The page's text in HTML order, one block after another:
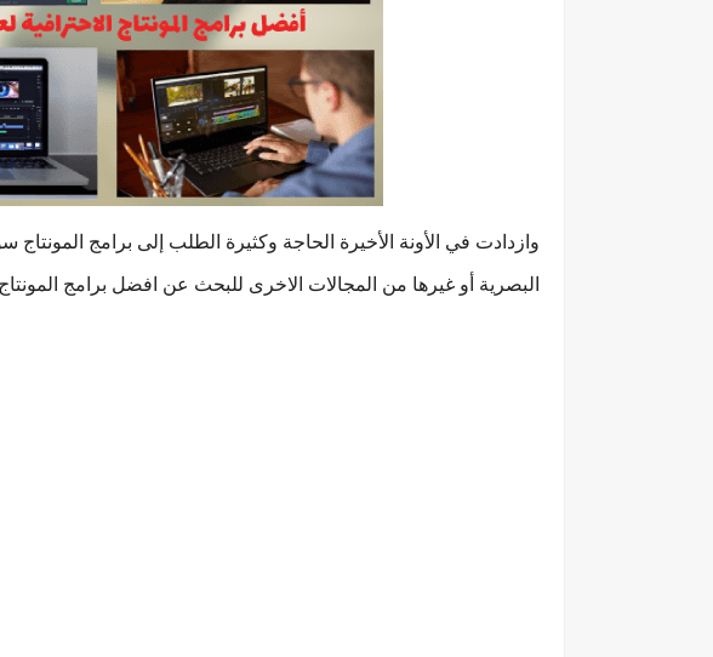
وازدادت في الأونة الأخيرة الحاجة وكثيرة الطلب إلى برامج
البصرية أو غيرها من المجالات الاخرى للبحث عن افضل برامج المونتاج